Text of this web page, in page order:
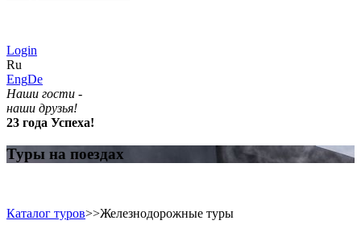
Login
Ru
EngDe
Наши гости -
наши друзья!
23 года Успеха!
Туры на поездах
Каталог туров>>Железнодорожные туры